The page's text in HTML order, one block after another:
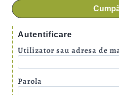
Autentificare
Utilizator sau adresa de
Parola